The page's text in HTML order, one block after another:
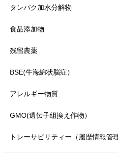
タンパク加水分解物
食品添加物
残留農薬
BSE(牛海綿状脳症）
アレルギー物質
GMO(遺伝子組換え作物）
トレーサビリティー （履歴情報管